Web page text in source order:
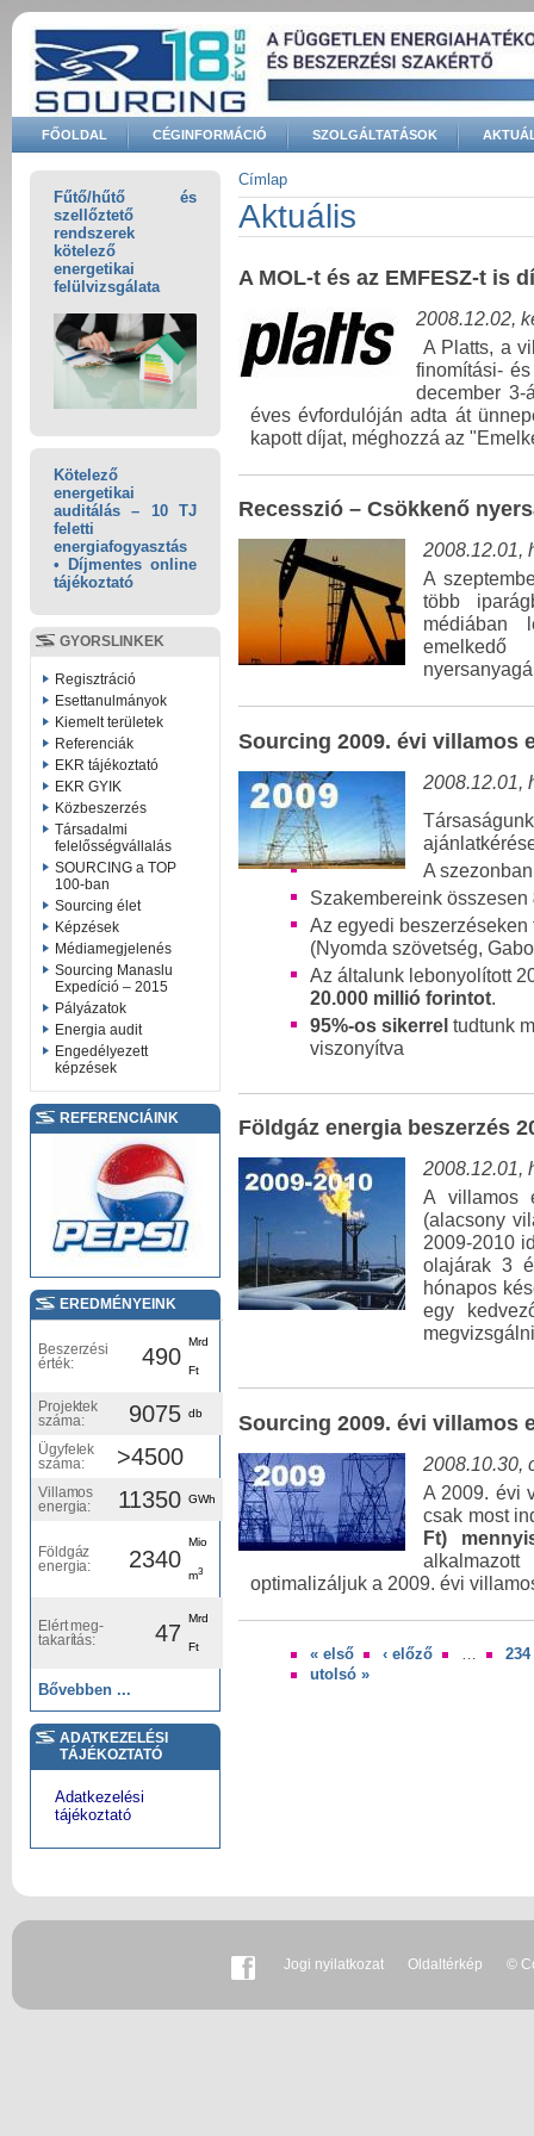
Ugrás a tartalomra
FŐOLDAL CÉGINFORMÁCIÓ SZOLGÁLTATÁSOK
Keresés űrlap
Fűtő/hűtő és
szellőztető
rendszerek
kötelező
energetikai
felülvizsgálata
Kötelező
energetikai
auditálás – 10 TJ
feletti
energiafogyasztás
• Díjmentes online
tájékoztató
GYORSLINKEK
Regisztráció
Esettanulmányok
Kiemelt területek
Referenciák
EKR tájékoztató
EKR GYIK
Közbeszerzés
Társadalmi
felelősségvállalás
SOURCING a TOP
100-ban
Sourcing élet
Képzések
Médiamegjelenés
Sourcing Manaslu
Expedíció – 2015
Pályázatok
Energia audit
Engedélyezett
képzések
REFERENCIÁINK
EREDMÉNYEINK
Beszerzési
érték:
490
Mrd
Ft
Projektek
száma:
9075 db
Ügyfelek
száma:
>4500
Villamos
energia:
11350 GWh
Földgáz
energia:
2340
Mio
m3
Elért meg-
takarítás:
47
Mrd
Ft
Bővebben ...
ADATKEZELÉSI
TÁJÉKOZTATÓ
Adatkezelési
tájékoztató
Jelenlegi hely
Címlap
Aktuális
A MOL-t és az EMFESZ-t is
2008.12.02,
A Platts, a
finomítási-
december
éves évfordulóján adta át
kapott díjat, méghozzá az
Recesszió – Csökkenő
2008.12.01,
A
több
médiában
emelkedő
Sourcing 2009. évi villamos
2008.12.01,
A
Szakembereink összesen
Az egyedi
(Nyomda szövetség,
Az általunk lebonyolított
20.000 millió forintot.
95%-os sikerrel tudtunk
viszonyítva
Földgáz energia beszerzés
2008.12.01,
A villamos
(alacsony
2009-2010
olajárak 3
hónapos
egy
Sourcing 2009. évi villamos
2008.10.30,
A 2009. évi
csak most
Ft)
optimalizáljuk a 2009. évi
Oldalak « első ‹ előző …
234
utolsó »
Jogi nyilatkozat Oldaltérkép ©